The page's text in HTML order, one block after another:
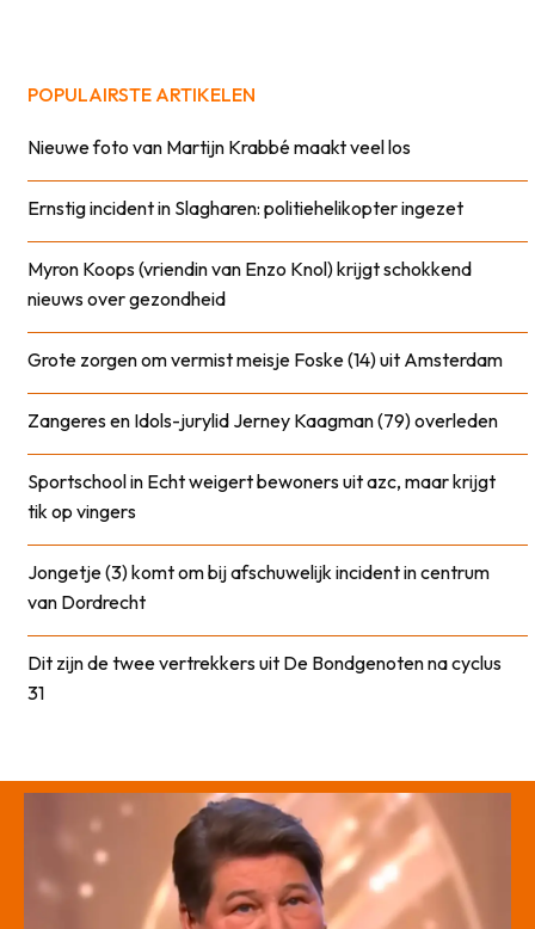
POPULAIRSTE ARTIKELEN
Nieuwe foto van Martijn Krabbé maakt veel los
Ernstig incident in Slagharen: politiehelikopter ingezet
Myron Koops (vriendin van Enzo Knol) krijgt schokkend
nieuws over gezondheid
Grote zorgen om vermist meisje Foske (14) uit Amsterdam
Zangeres en Idols-jurylid Jerney Kaagman (79) overleden
Sportschool in Echt weigert bewoners uit azc, maar krijgt
tik op vingers
Jongetje (3) komt om bij afschuwelijk incident in centrum
van Dordrecht
Dit zijn de twee vertrekkers uit De Bondgenoten na cyclus
31